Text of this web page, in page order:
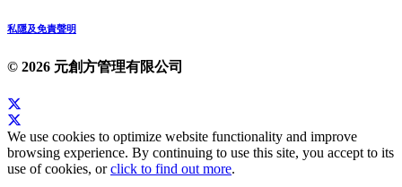
私隱及免責聲明
© 2026 元創方管理有限公司
We use cookies to optimize website functionality and improve
browsing experience. By continuing to use this site, you accept to its
use of cookies, orclick to find out more.